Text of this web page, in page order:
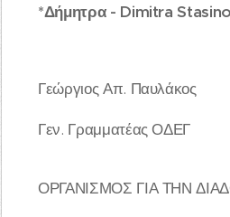
*Δήμητρα- Dimitra
Γεώργιος Απ. Παυλάκος
Γεν. Γραμματέας ΟΔΕΓ
ΟΡΓΑΝΙΣΜΟΣ ΓΙΑ ΤΗΝ